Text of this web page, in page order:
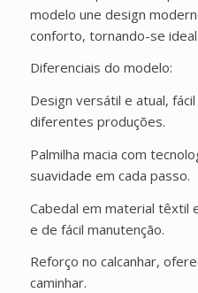
modelo une design
conforto, tornando-se
Diferenciais do modelo:
Design versátil e atual,
diferentes produções.
Palmilha macia com
suavidade em cada passo.
Cabedal em material têxtil
e de fácil manutenção.
Reforço no calcanhar,
caminhar.